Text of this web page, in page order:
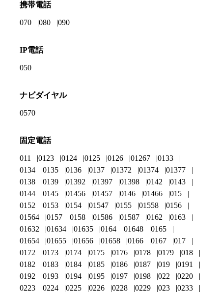
携帯電話
070 080 090
IP電話
050
ナビダイヤル
0570
固定電話
011 0123 0124 0125 0126 01267
0133
0134
0135 0136 0137 01372 01374
01377
0138
0139 01392 01397 01398 0142
0143
0144
0145 01456 01457 0146 01466
015
0152
0153 0154 01547 0155 01558
0156
01564
0157 0158 01586 01587 0162
0163
01632
01634 01635 0164 01648
0165
01654
01655 01656 01658 0166 0167
017
0172
0173 0174 0175 0176 0178 0179
018
0182
0183 0184 0185 0186 0187 019
0191
0192
0193 0194 0195 0197 0198 022
0220
0223
0224 0225 0226 0228 0229 023
0233